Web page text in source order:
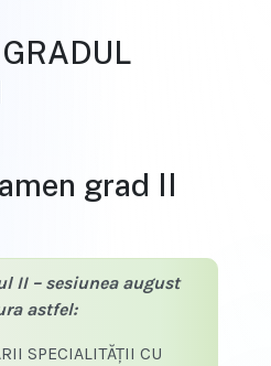
grad II
II – sesiunea august
astfel:
SPECIALITĂŢII CU